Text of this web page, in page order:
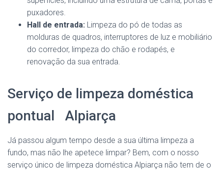
puxadores.
Hall de entrada: Limpeza do pó de todas as
molduras de quadros, interruptores de luz e mobiliário
do corredor, limpeza do chão e rodapés, e
renovação da sua entrada.
Serviço de limpeza doméstica
pontual Alpiarça
Já passou algum tempo desde a sua última limpeza a
fundo, mas não lhe apetece limpar? Bem, com o nosso
serviço único de limpeza doméstica Alpiarça não tem de o